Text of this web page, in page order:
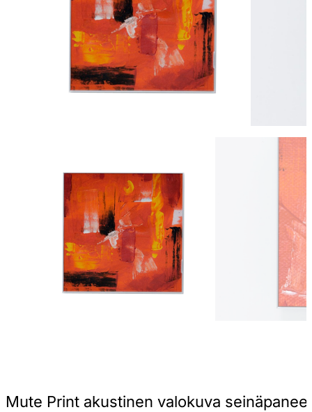
Mute Print akustinen valokuva